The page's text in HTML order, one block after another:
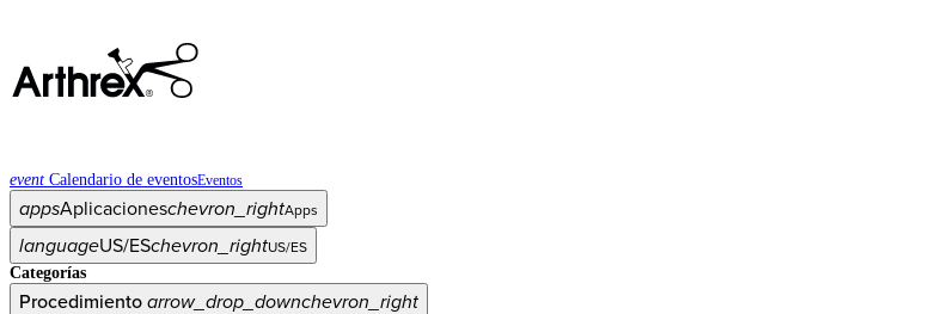
event Calendario de eventosEventos
appsAplicacioneschevron_rightApps
languageUS/ESchevron_rightUS/ES
Categorías
Procedimientoarrow_drop_downchevron_right